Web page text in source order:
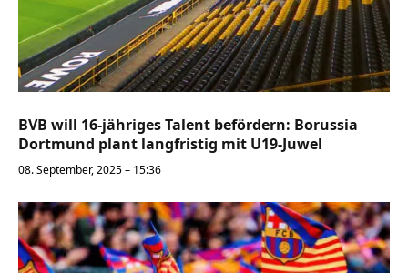
BVB will 16-jähriges Talent befördern: Borussia
Dortmund plant langfristig mit U19-Juwel
08. September, 2025 – 15:36